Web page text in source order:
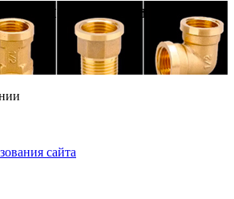
фитинги в
сайта